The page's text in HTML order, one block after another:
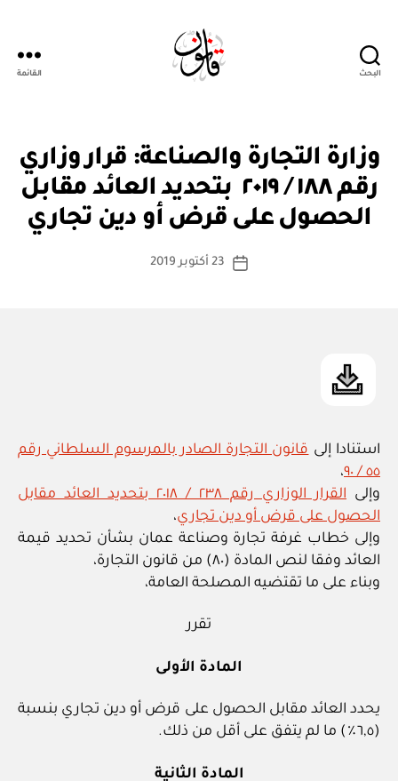
البحث القائمة
التصنيفاتق
ر
ار
و
وزارة التجارة والصناعة: قرار وزاري
رقم ١٨٨ / ٢٠١٩ بتحديد العائد مقابل
الحصول على قرض أو دين تجاري
كاتب
بو
ا
س
ة
تاريخ
23 أكتوبر 2019
استنادا إلى قانون التجارة الصادر بالمرسوم السلطاني رقم
٥٥ / ٩٠
،
وإلى
القرار الوزاري رقم ٢٣٨ / ٢٠١٨ بتحديد العائد مقابل
الحصول على قرض أو دين تجاري،
وإلى خطاب غرفة تجارة وصناعة عمان بشأن تحديد قيمة
العائد وفقا لنص المادة (٨٠) من قانون التجارة،
وبناء على ما تقتضيه المصلحة العامة،
تقرر
المادة الأولى
يحدد العائد مقابل الحصول على قرض أو دين تجاري بنسبة
(٦,٥٪) ما لم يتفق على أقل من ذلك.
المادة الثانية